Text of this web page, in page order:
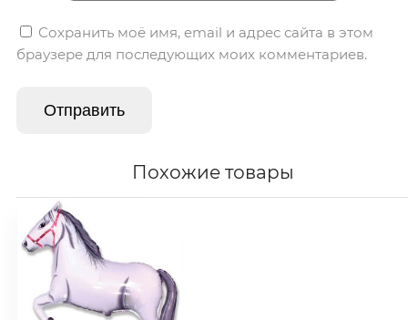
Сохранить моё имя, email и адрес сайта в этом
браузере для последующих моих комментариев.
Похожие товары